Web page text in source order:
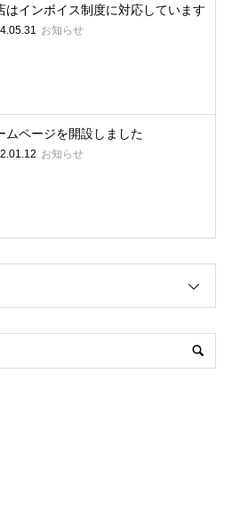
はインボイス制度に対応しています
お知らせ
ムページを開設しました
お知らせ